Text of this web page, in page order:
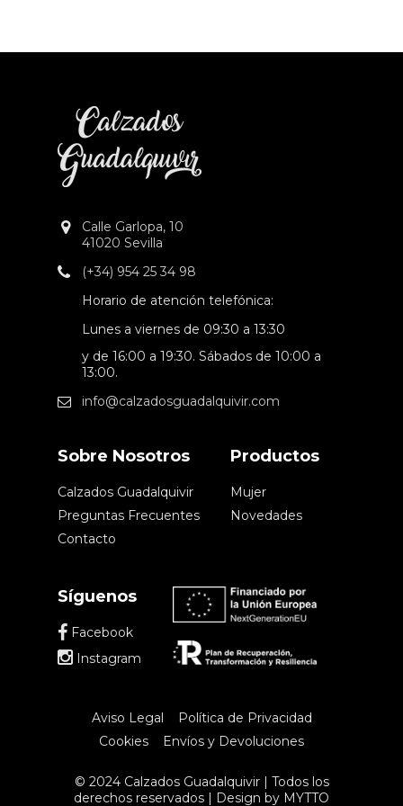
Calle Garlopa, 10
41020 Sevilla
(+34) 954 25 34 98
Horario de atención telefónica:
Lunes a viernes de 09:30 a 13:30
y de 16:00 a 19:30. Sábados de 10:00 a
13:00.
info@calzadosguadalquivir.com
Sobre Nosotros
Calzados Guadalquivir
Preguntas Frecuentes
Contacto
Productos
Mujer
Novedades
Síguenos
Facebook
Instagram
Aviso Legal
Política de Privacidad
Cookies
Envíos y Devoluciones
© 2024 Calzados Guadalquivir | Todos los
derechos reservados | Design by MYTTO